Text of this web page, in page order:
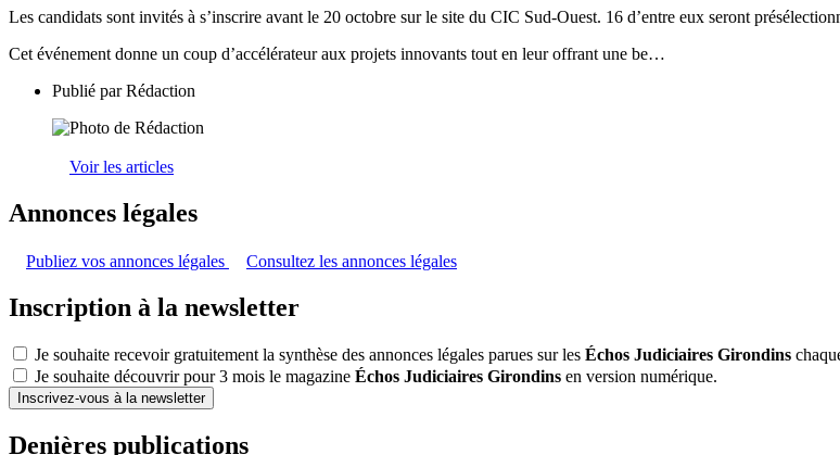
Les candidats sont invités à s’inscrire avant le 20 octobre sur le site du CIC Sud-Ouest. 16 d’entre eux seront
Cet événement donne un coup d’accélérateur aux projets innovants tout en leur offrant une be…
Publié parRédaction
Voir les articles
Annonces légales
Publiez vos annonces légales Consultez les annonces légales
Inscription à la newsletter
Je souhaite recevoir gratuitement la synthèse des annonces légales parues sur les Échos Judiciaires Girondins
Je souhaite découvrir pour 3 mois le magazine Échos Judiciaires Girondins en version numérique.
Inscrivez-vous à la newsletter
Denières publications